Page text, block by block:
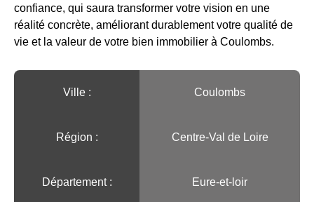
confiance, qui saura transformer votre vision en une
réalité concrète, améliorant durablement votre qualité de
vie et la valeur de votre bien immobilier à Coulombs.
Ville :️ Coulombs
Région :️ Centre-Val de Loire
Département : Eure-et-loir